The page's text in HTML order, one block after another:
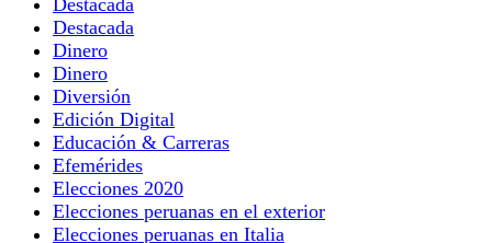
Destacada
Dinero
Dinero
Diversión
Edición Digital
Educación & Carreras
Efemérides
Elecciones 2020
Elecciones peruanas en el exterior
Elecciones peruanas en Italia